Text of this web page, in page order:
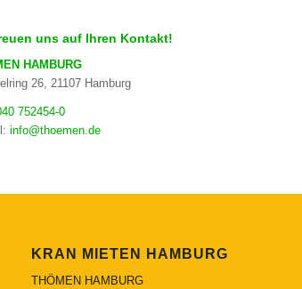
uns auf Ihren Kontakt!
HAMBURG
26, 21107 Hamburg
752454-0
info@thoemen.de
KRAN MIETEN HAMBURG
THÖMEN HAMBURG